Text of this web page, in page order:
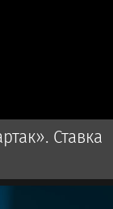
Ставка